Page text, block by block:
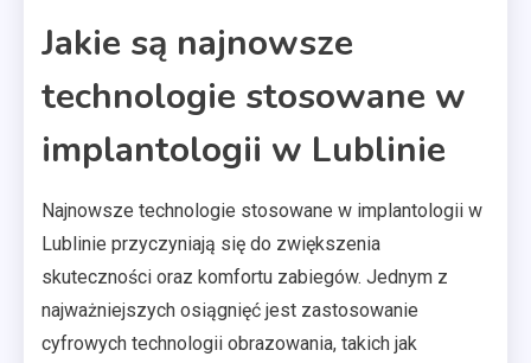
Jakie są najnowsze
technologie stosowane w
implantologii w Lublinie
Najnowsze technologie stosowane w implantologii w
Lublinie przyczyniają się do zwiększenia
skuteczności oraz komfortu zabiegów. Jednym z
najważniejszych osiągnięć jest zastosowanie
cyfrowych technologii obrazowania, takich jak